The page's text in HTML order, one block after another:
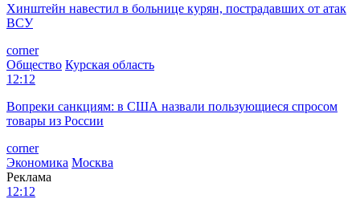
Хинштейн навестил в больнице курян, пострадавших от атак
ВСУ
corner
Общество Курская область
12:12
Вопреки санкциям: в США назвали пользующиеся спросом
товары из России
corner
Экономика Москва
Реклама
12:12